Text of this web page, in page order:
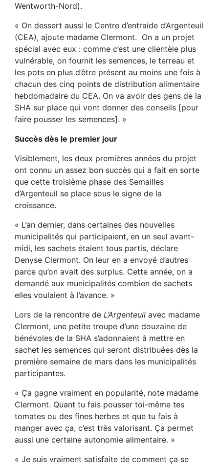
Wentworth-Nord).
« On dessert aussi le Centre d’entraide d’Argenteuil
(CEA), ajoute madame Clermont. On a un projet
spécial avec eux : comme c’est une clientèle plus
vulnérable, on fournit les semences, le terreau et
les pots en plus d’être présent au moins une fois à
chacun des cinq points de distribution alimentaire
hebdomadaire du CEA. On va avoir des gens de la
SHA sur place qui vont donner des conseils [pour
faire pousser les semences]. »
Succès dès le premier jour
Visiblement, les deux premières années du projet
ont connu un assez bon succès qui a fait en sorte
que cette troisième phase des Semailles
d’Argenteuil se place sous le signe de la
croissance.
« L’an dernier, dans certaines des nouvelles
municipalités qui participaient, en un seul avant-
midi, les sachets étaient tous partis, déclare
Denyse Clermont. On leur en a envoyé d’autres
parce qu’on avait des surplus. Cette année, on a
demandé aux municipalités combien de sachets
elles voulaient à l’avance. »
Lors de la rencontre de L’Argenteuil avec madame
Clermont, une petite troupe d’une douzaine de
bénévoles de la SHA s’adonnaient à mettre en
sachet les semences qui seront distribuées dès la
première semaine de mars dans les municipalités
participantes.
« Ça gagne vraiment en popularité, note madame
Clermont. Quant tu fais pousser toi-même tes
tomates ou des fines herbes et que tu fais à
manger avec ça, c’est très valorisant. Ça permet
aussi une certaine autonomie alimentaire. »
« Je suis vraiment satisfaite de comment ça se